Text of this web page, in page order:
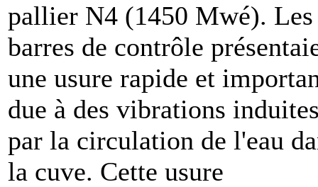
pallier N4 (1450 Mwé). Les
barres de contrôle
une usure rapide et
due à des vibrations
par la circulation de l'eau
la cuve. Cette usure